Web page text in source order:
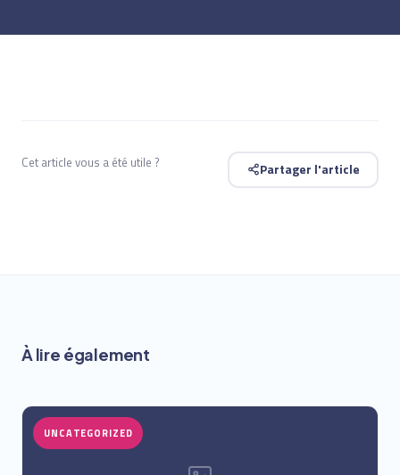
Cet article vous a été utile ? Partager l'article
À lire également
UNCATEGORIZED